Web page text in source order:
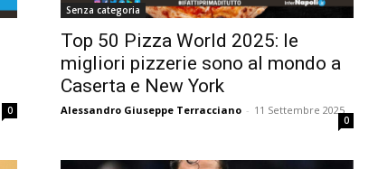
0
Senza categoria
Top 50 Pizza World 2025: le
migliori pizzerie sono al mondo a
Caserta e New York
Alessandro Giuseppe Terracciano - 11 Settembre 2025
0